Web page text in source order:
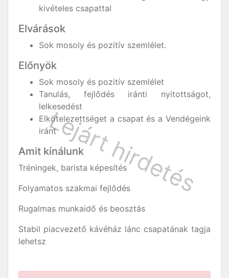
kivételes csapattal
Elvárások
Sok mosoly és pozitív szemlélet.
Előnyök
Sok mosoly és pozitív szemlélet
Tanulás, fejlődés iránti nyitottságot,
lelkesedést
Elkötelezettséget a csapat és a Vendégeink
iránt
Amit kínálunk
Tréningek, barista képesítés
Folyamatos szakmai fejlődés
Rugalmas munkaidő és beosztás
Stabil piacvezető kávéház lánc csapatának tagja
lehetsz